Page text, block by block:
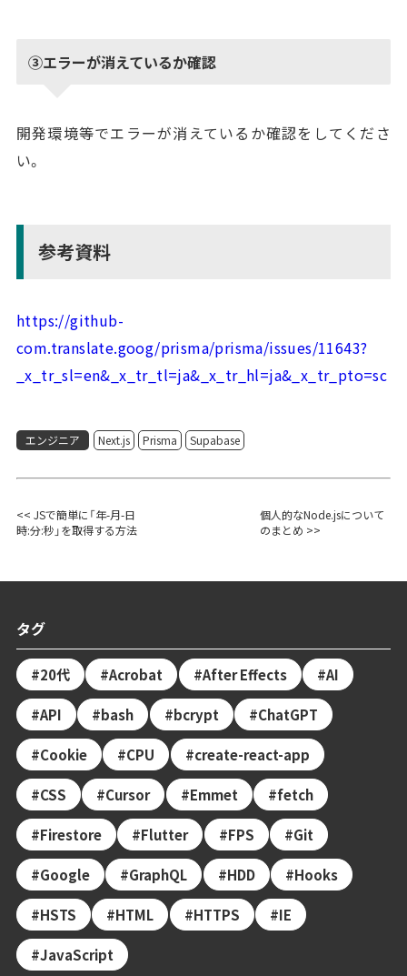
③エラーが消えているか確認
開発環境等でエラーが消えているか確認をしてくださ
い。
参考資料
https://github-
com.translate.goog/prisma/prisma/issues/11643?
_x_tr_sl=en&_x_tr_tl=ja&_x_tr_hl=ja&_x_tr_pto=sc
エンジニア Next.js Prisma Supabase
<< JSで簡単に「年-月-日
時:分:秒」を取得する方法
個人的なNode.jsについて
のまとめ >>
タグ
20代 Acrobat After Effects AI
API bash bcrypt ChatGPT
Cookie CPU create-react-app
CSS Cursor Emmet fetch
Firestore Flutter FPS Git
Google GraphQL HDD Hooks
HSTS HTML HTTPS IE
JavaScript